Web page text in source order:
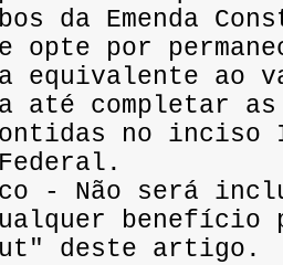
da Emenda
opte por
equivalente ao
até completar
no
- Não será
benefício
deste artigo.